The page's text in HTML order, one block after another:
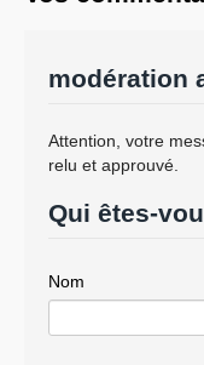
modération
Attention, votre
relu et approuvé.
Qui êtes-
Nom